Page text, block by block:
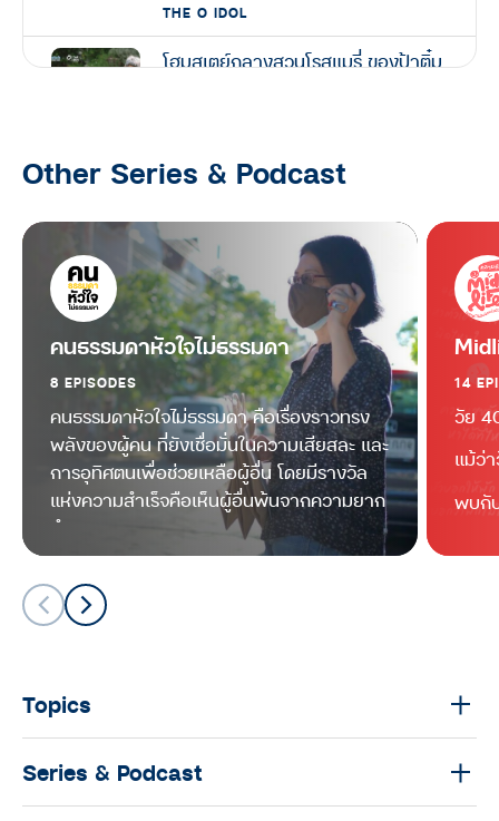
THE O IDOL
โฮมสเตย์กลางสวนโรสแมรี่ ของป้าติ๋ม
ของไทย วัย 58 ปี สู่นักกีฬาเก็บขยะ :
The O Idol season 2
THE O IDOL
อยู่เถื่อนโฮมสเตย์กลางป่า@เชียงดาว
ที่พักหลักร้อย วิวหลักล้าน : The O
Idol season 2
THE O IDOL
“เฮียยุทธ” ผู้ใช้ล้อขับเคลื่อนอุดมการณ์
‘ดำเนินแคร์รีสอร์ท’ : The O Idol
season 2
ออกกำลังกายสร้างกล้ามเนื้อตอนอายุ
60 ปี คุยกับพี่แดง-กัลป์ชัย อารีสิน
Other Series & Podcast
คนธรรมดาหัวใจไม่ธรรมดา
8 EPISODES
คนธรรมดาหัวใจไม่ธรรมดา คือเรื่องราวทรง
พลังของผู้คน ที่ยังเชื่อมั่นในความเสียสละ และ
การอุทิศตนเพื่อช่วยเหลือผู้อื่น โดยมีรางวัล
แห่งความสำเร็จคือเห็นผู้อื่นพ้นจากความยาก
ลำบาก
14
วัย
กล
! แล
ตอบ
แม้ว่
ด้วย
พบกั
ควา
Topics
Series & Podcast